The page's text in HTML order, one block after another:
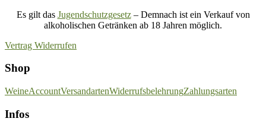
Es gilt das Jugendschutzgesetz– Demnach ist ein Verkauf von
alkoholischen Getränken ab 18 Jahren möglich.
Vertrag Widerrufen
Shop
WeineAccountVersandartenWiderrufsbelehrungZahlungsarten
Infos